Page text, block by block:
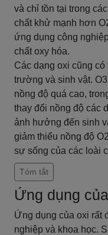
và chỉ tồn tại trong
chất khử mạnh hơn
ứng dụng công
chất oxy hóa.
Các dạng oxi cũng
trường và sinh vật.
nồng độ quá cao,
thay đổi nồng độ các
ảnh hưởng đến sinh
giảm thiểu nồng độ
sự sống của các loài
Tóm tắt
Ứng dụng
Ứng dụng của oxi rất
nghiệp và khoa học.